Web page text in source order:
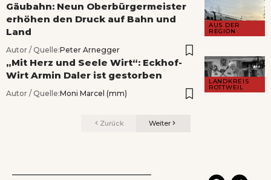
AUS DER
REGION
Gäubahn: Neun Oberbürgermeister
erhöhen den Druck auf Bahn und
Land
Autor / Quelle:Peter Arnegger
LANDKREIS
ROTTWEIL
„Mit Herz und Seele Wirt“: Eckhof-
Wirt Armin Daler ist gestorben
Autor / Quelle:Moni Marcel (mm)
Zurück Weiter